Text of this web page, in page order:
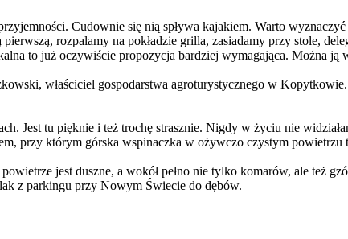
Cudownie się nią spływa kajakiem. Warto
pierwszą, rozpalamy na pokładzie grilla, zasiadamy przy stole,
to już oczywiście propozycja bardziej wymagająca. Można ją
właściciel gospodarstwa agroturystycznego w
Jest tu pięknie i też trochę strasznie. Nigdy w życiu nie
przy którym górska wspinaczka w ożywczo czystym powietrzu
jest duszne, a wokół pełno nie tylko komarów, ale też
z parkingu przy Nowym Świecie do dębów.